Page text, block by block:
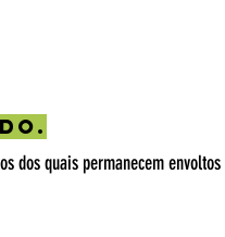
dos quais permanecem